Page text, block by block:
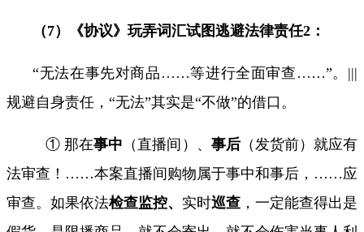
（7）《协议》玩弄词汇试图逃避法律责任2 ：
“无法在事先对商品 ……等进行全面审查 ……”。 |||
规避自身责任，“无法”其实是“不做”的借口。
① 那在事中 （直播间）、 事后（发货前）就应有
法审查！……本案直播间购物属于事中和事后，……应
审查。如果依法检查监控、 实时巡查 ，一定能查得出是